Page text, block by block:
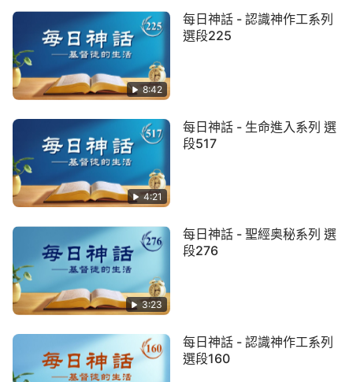
迎接他的到來，更没有人知道他將要作的一切。人的
生活如往常一樣，平常的心、平常的歲月。神也如平
常人一樣生活在我們中間，作為一名最小的跟隨者、
一名普通的信徒。他有自己的追求，有自己的目標，
更有常人没有的神性。没有人注意到他神性的存在，
也没有人覺察到他的實質與人的區别。我們與他生活
在一起，毫無拘束，也無懼怕，因為他在我們眼裏只
是一名小小的信徒。我們的舉手投足都在他的眼目之
中，我們的心思、我們的意念都在他前暴露無遺。没
什麽想象，更没有人對他的身份有任何的猜疑。我們
只是在繼續着我們的追求，似乎與他毫不相干……
偶然的一次機會，聖靈「藉着」他發表了一篇説
的發聲，我們都欣然地從神領受。因為無論這個發表
話語的人是誰，只要是出于聖靈的我們都應接受，不
8:42
每日神話 - 認識神作工系列
選段225
4:21
每日神話 - 生命進入系列 選
段517
3:23
每日神話 - 聖經奥秘系列 選
段276
每日神話 - 認識神作工系列
選段160